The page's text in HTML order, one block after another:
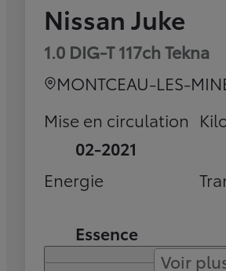
Nissan Juke
1.0 DIG-T 117ch Tekna
MONTCEAU-LES-
Mise en circulation
02-2021
Energie
Essence
Voir